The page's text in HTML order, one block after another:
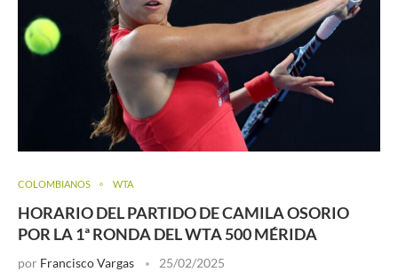
COLOMBIANOS WTA
HORARIO DEL PARTIDO DE CAMILA OSORIO
POR LA 1ª RONDA DEL WTA 500 MÉRIDA
por Francisco Vargas 25/02/2025